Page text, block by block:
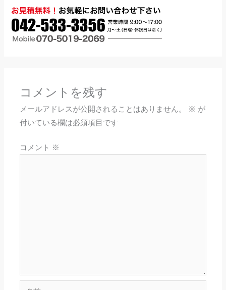
コメントを残す
メールアドレスが公開されることはありません。 ※ が
付いている欄は必須項目です
コメント ※